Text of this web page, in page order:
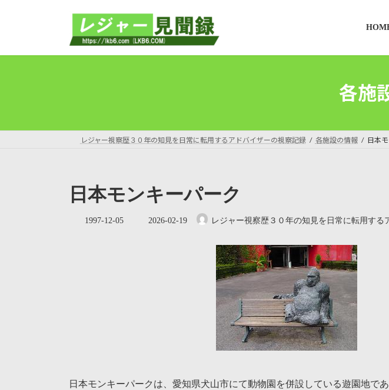
プ
動
各施
レジャー視察歴３０年の知見を日常に転用するアドバイザーの視察記録 各施設の情報 日本
日本モンキーパーク
1997-12-05
最
2026-02-19 レジャー視察歴３０年の知見を日常に転用する
日本モンキーパークは、愛知県犬山市にて動物園を併設している遊園地で